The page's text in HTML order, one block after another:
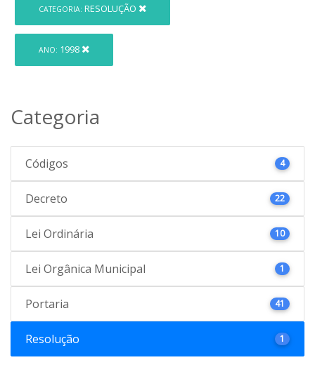
CATEGORIA: RESOLUÇÃO
ANO: 1998
Categoria
Códigos 4
Decreto 22
Lei Ordinária 10
Lei Orgânica Municipal 1
Portaria 41
Resolução 1